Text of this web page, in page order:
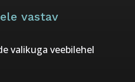
vastav
valikuga veebilehel